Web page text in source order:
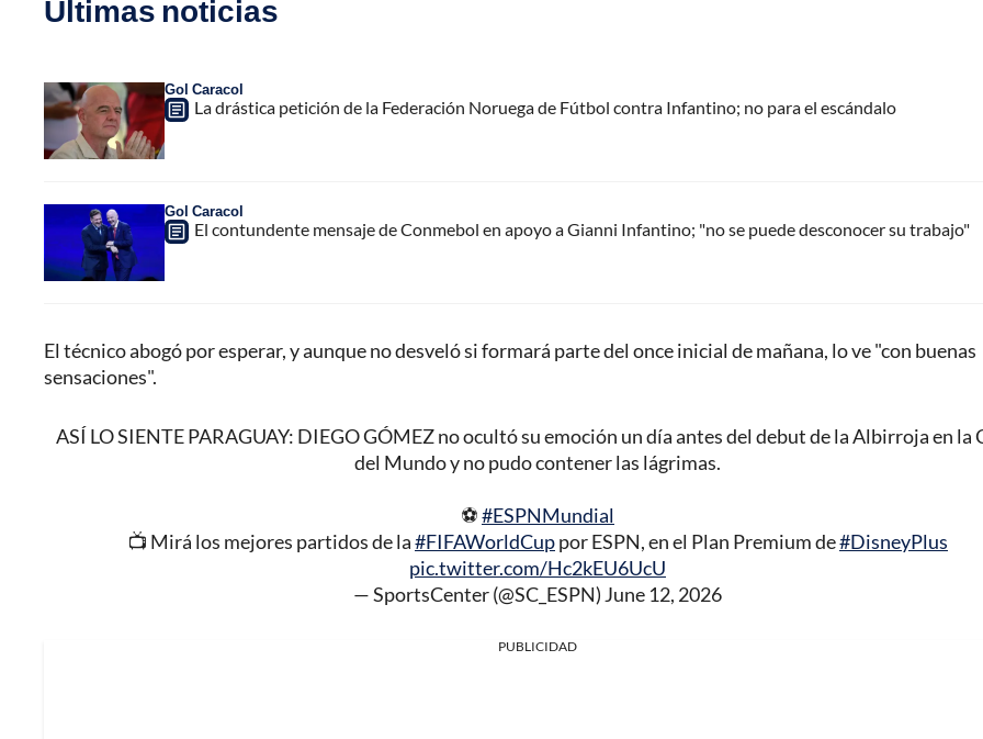
Últimas noticias
Gol Caracol
La drástica petición de la Federación Noruega de Fútbol contra Infantino; no para el escándalo
Gol Caracol
El contundente mensaje de Conmebol en apoyo a Gianni Infantino; "no se puede desconocer su trabajo"
El técnico abogó por esperar, y aunque no desveló si formará parte del once inicial de mañana, lo ve "con buenas
sensaciones".
ASÍ LO SIENTE PARAGUAY: DIEGO GÓMEZ no ocultó su emoción un día antes del debut de la Albirroja en la
del Mundo y no pudo contener las lágrimas.
⚽#ESPNMundial
📺 Mirá los mejores partidos de la#FIFAWorldCuppor ESPN, en el Plan Premium de#DisneyPlus
pic.twitter.com/Hc2kEU6UcU
— SportsCenter (@SC_ESPN) June 12, 2026
PUBLICIDAD